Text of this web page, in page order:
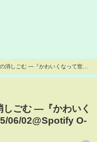
の消しごむ ―『かわいくなって世界
しごむ ―『かわいく
06/02@Spotify O-